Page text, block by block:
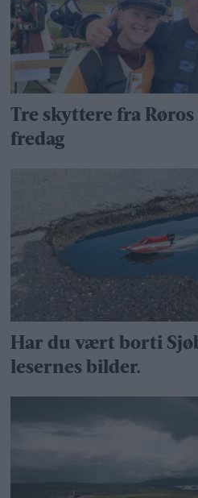
Tre skyttere fra
fredag
Har du vært borti
lesernes bilder.